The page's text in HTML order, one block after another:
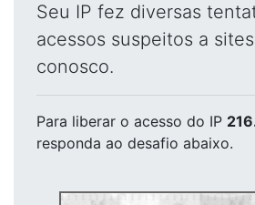
Seu IP fez diversas
acessos suspeitos a
conosco.
Para liberar o acesso do IP
responda ao desafio abaixo.